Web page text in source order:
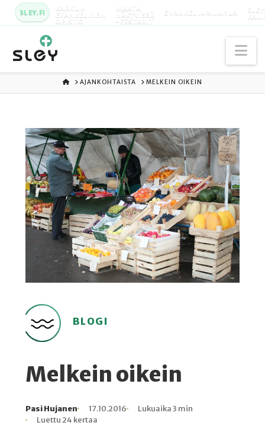
SLEY.FI KARKUN
EVANKELINEN
OPISTO
MAATA
NÄKYVISSÄ
-FESTARIT
EVANKELIUMIJUHLA
ETUSIVU
AJANKOHTAISTA MELKEIN OIKEIN
BLOGI
Melkein oikein
Kirjoittaja
Pasi Hujanen
Julkaistu
17.10.2016
Lukuaika
Lukuaika 3 min
Lukukertoja
Luettu 24 kertaa